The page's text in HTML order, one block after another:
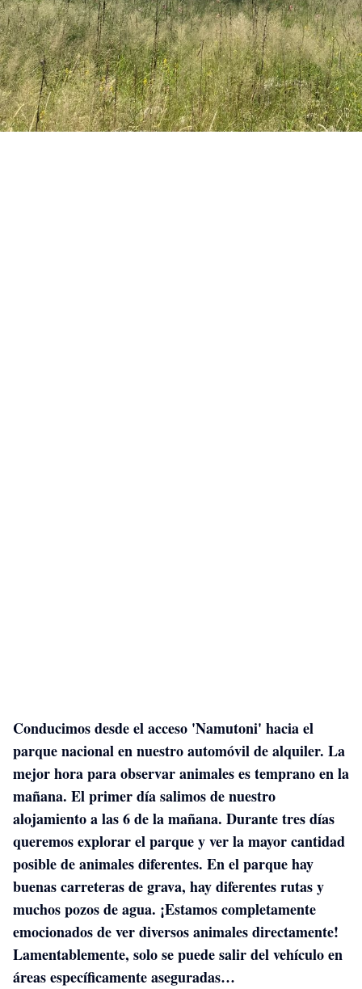
Conducimos desde el acceso 'Namutoni' hacia el
parque nacional en nuestro automóvil de alquiler. La
mejor hora para observar animales es temprano en la
mañana. El primer día salimos de nuestro
alojamiento a las 6 de la mañana. Durante tres días
queremos explorar el parque y ver la mayor cantidad
posible de animales diferentes. En el parque hay
buenas carreteras de grava, hay diferentes rutas y
muchos pozos de agua. ¡Estamos completamente
emocionados de ver diversos animales directamente!
Lamentablemente, solo se puede salir del vehículo en
áreas específicamente aseguradas…